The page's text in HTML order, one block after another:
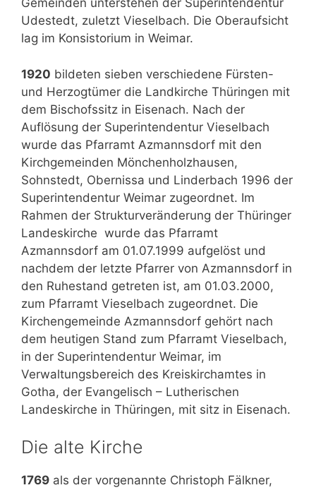
Gemeinden unterstehen der Superintendentur
Udestedt, zuletzt Vieselbach. Die Oberaufsicht
lag im Konsistorium in Weimar.
1920 bildeten sieben verschiedene Fürsten-
und Herzogtümer die Landkirche Thüringen mit
dem Bischofssitz in Eisenach. Nach der
Auflösung der Superintendentur Vieselbach
wurde das Pfarramt Azmannsdorf mit den
Kirchgemeinden Mönchenholzhausen,
Sohnstedt, Obernissa und Linderbach 1996 der
Superintendentur Weimar zugeordnet. Im
Rahmen der Strukturveränderung der Thüringer
Landeskirche wurde das Pfarramt
Azmannsdorf am 01.07.1999 aufgelöst und
nachdem der letzte Pfarrer von Azmannsdorf in
den Ruhestand getreten ist, am 01.03.2000,
zum Pfarramt Vieselbach zugeordnet. Die
Kirchengemeinde Azmannsdorf gehört nach
dem heutigen Stand zum Pfarramt Vieselbach,
in der Superintendentur Weimar, im
Verwaltungsbereich des Kreiskirchamtes in
Gotha, der Evangelisch – Lutherischen
Landeskirche in Thüringen, mit sitz in Eisenach.
Die alte Kirche
1769 als der vorgenannte Christoph Fälkner,